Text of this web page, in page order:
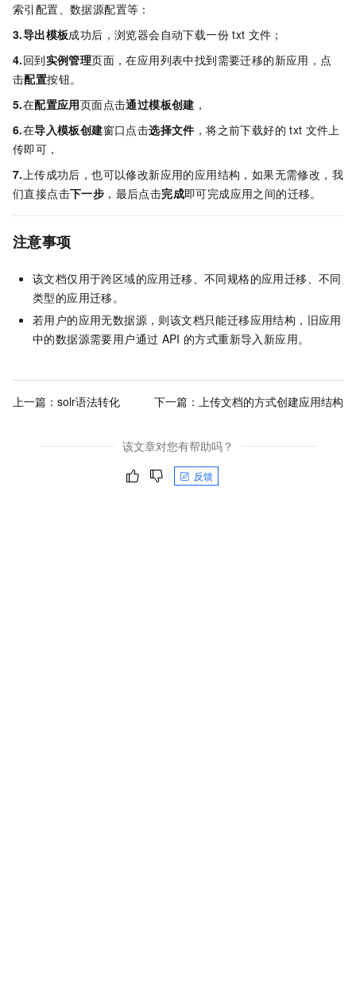
索引配置、数据源配置等：
3.导出模板成功后，浏览器会自动下载一份 txt 文件；
4.回到实例管理页面，在应用列表中找到需要迁移的新应用，点
击配置按钮。
5.在配置应用页面点击通过模板创建 ，
6.在导入模板创建窗口点击选择文件 ，将之前下载好的 txt 文件上
传即可，
7.上传成功后，也可以修改新应用的应用结构，如果无需修改，我
们直接点击下一步 ，最后点击完成即可完成应用之间的迁移。
注意事项
该文档仅用于跨区域的应用迁移、不同规格的应用迁移、不同
类型的应用迁移。
若用户的应用无数据源，则该文档只能迁移应用结构，旧应用
中的数据源需要用户通过 API 的方式重新导入新应用。
上一篇： solr语法转化 下一篇： 上传文档的方式创建应用结构
该文章对您有帮助吗？
反馈